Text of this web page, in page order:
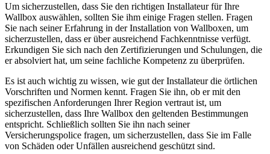
Um sicherzustellen, dass Sie den richtigen Installateur für Ihre
Wallbox auswählen, sollten Sie ihm einige Fragen stellen. Fragen
Sie nach seiner Erfahrung in der Installation von Wallboxen, um
sicherzustellen, dass er über ausreichend Fachkenntnisse verfügt.
Erkundigen Sie sich nach den Zertifizierungen und Schulungen, die
er absolviert hat, um seine fachliche Kompetenz zu überprüfen.
Es ist auch wichtig zu wissen, wie gut der Installateur die örtlichen
Vorschriften und Normen kennt. Fragen Sie ihn, ob er mit den
spezifischen Anforderungen Ihrer Region vertraut ist, um
sicherzustellen, dass Ihre Wallbox den geltenden Bestimmungen
entspricht. Schließlich sollten Sie ihn nach seiner
Versicherungspolice fragen, um sicherzustellen, dass Sie im Falle
von Schäden oder Unfällen ausreichend geschützt sind.